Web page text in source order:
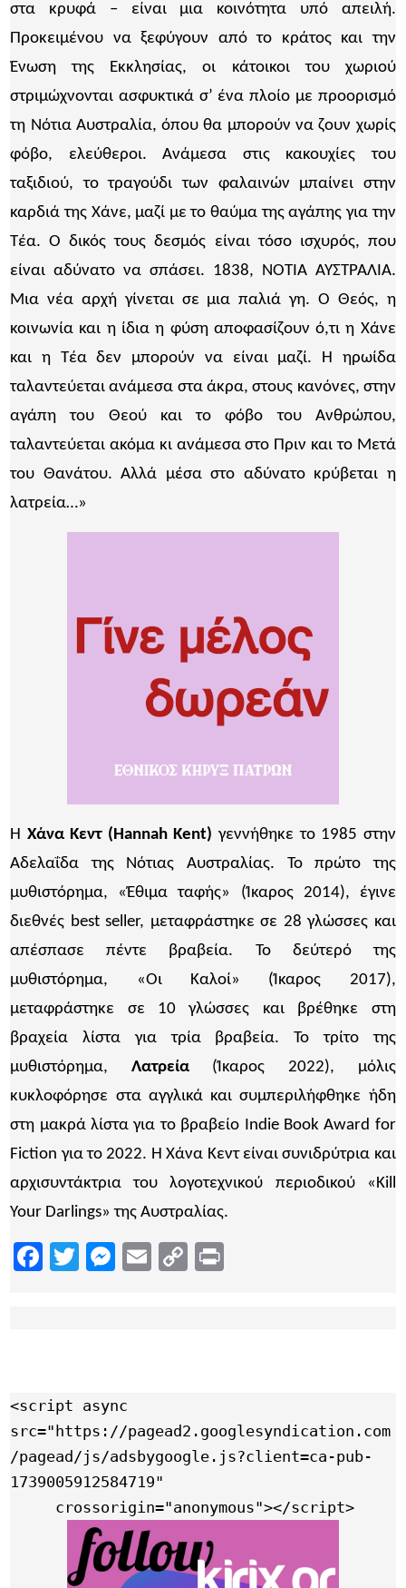
στα κρυφά – είναι μια κοινότητα υπό απειλή.
Προκειμένου να ξεφύγουν από το κράτος και την
Ένωση της Εκκλησίας, οι κάτοικοι του χωριού
στριμώχνονται ασφυκτικά σ’ ένα πλοίο με προορισμό
τη Νότια Αυστραλία, όπου θα μπορούν να ζουν χωρίς
φόβο, ελεύθεροι. Ανάμεσα στις κακουχίες του
ταξιδιού, το τραγούδι των φαλαινών μπαίνει στην
καρδιά της Χάνε, μαζί με το θαύμα της αγάπης για την
Τέα. Ο δικός τους δεσμός είναι τόσο ισχυρός, που
είναι αδύνατο να σπάσει. 1838, ΝΟΤΙΑ ΑΥΣΤΡΑΛΙΑ.
Μια νέα αρχή γίνεται σε μια παλιά γη. Ο Θεός, η
κοινωνία και η ίδια η φύση αποφασίζουν ό,τι η Χάνε
και η Τέα δεν μπορούν να είναι μαζί. Η ηρωίδα
ταλαντεύεται ανάμεσα στα άκρα, στους κανόνες, στην
αγάπη του Θεού και το φόβο του Ανθρώπου,
ταλαντεύεται ακόμα κι ανάμεσα στο Πριν και το Μετά
του Θανάτου. Αλλά μέσα στο αδύνατο κρύβεται η
λατρεία…»
Η Χάνα Κεντ (Hannah Kent) γεννήθηκε το 1985 στην
Αδελαΐδα της Νότιας Αυστραλίας. Το πρώτο της
μυθιστόρημα, «Έθιμα ταφής» (Ίκαρος 2014), έγινε
διεθνές best seller, μεταφράστηκε σε 28 γλώσσες και
απέσπασε πέντε βραβεία. Το δεύτερό της
μυθιστόρημα, «Οι Καλοί» (Ίκαρος 2017),
μεταφράστηκε σε 10 γλώσσες και βρέθηκε στη
βραχεία λίστα για τρία βραβεία. Το τρίτο της
μυθιστόρημα, Λατρεία(Ίκαρος 2022), μόλις
κυκλοφόρησε στα αγγλικά και συμπεριλήφθηκε ήδη
στη μακρά λίστα για το βραβείο Indie Book Award for
Fiction για το 2022. Η Χάνα Κεντ είναι συνιδρύτρια και
αρχισυντάκτρια του λογοτεχνικού περιοδικού «Kill
Your Darlings» της Αυστραλίας.
Facebook
TwitterMessenger
EmailCopy
<script async
src="https://pagead2.googlesyndication.com
/pagead/js/adsbygoogle.js?client=ca-pub-
1739005912584719"
     crossorigin="anonymous"></script>